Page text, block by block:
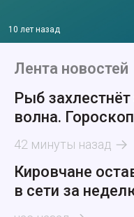
10 лет назад
Лента новостей
Рыб
волна.
42 минуты назад
Кировчане
в сети за